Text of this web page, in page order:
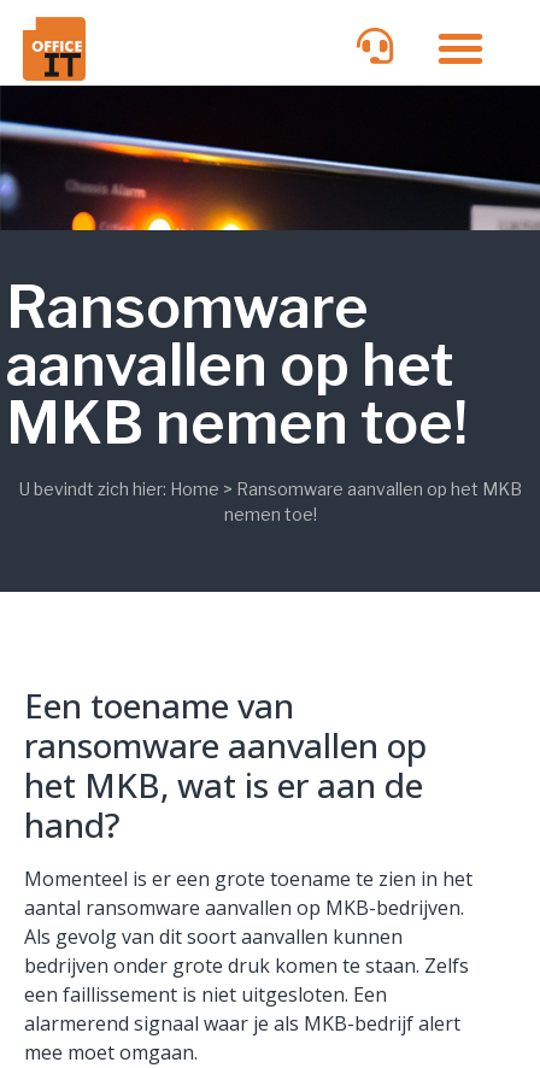
Ransomware
aanvallen op het
MKB nemen toe!
U bevindt zich hier: Home > Ransomware aanvallen op het MKB
nemen toe!
Een toename van
ransomware aanvallen op
het MKB, wat is er aan de
hand?
Momenteel is er een grote toename te zien in het
aantal ransomware aanvallen op MKB-bedrijven.
Als gevolg van dit soort aanvallen kunnen
bedrijven onder grote druk komen te staan. Zelfs
een faillissement is niet uitgesloten. Een
alarmerend signaal waar je als MKB-bedrijf alert
mee moet omgaan.